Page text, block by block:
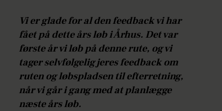
Vi er glade for al den feedback vi har
fået på dette års løb i Århus. Det var
første år vi løb på denne rute, og vi
tager selvfølgelig jeres feedback om
ruten og løbspladsen til efterretning,
når vi går i gang med at planlægge
næste års løb.